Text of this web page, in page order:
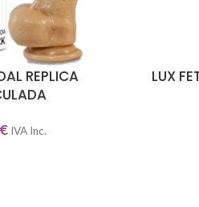
REPLICA
IVA Inc.
AÑADIR
LUX